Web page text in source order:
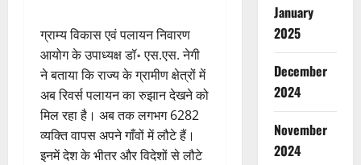
ग्राम्य विकास एवं पलायन निवारण
आयोग के उपाध्यक्ष डॉ॰ एस.एस. नेगी
ने बताया कि राज्य के ग्रामीण क्षेत्रों में
अब रिवर्स पलायन का रुझान देखने को
मिल रहा है। अब तक लगभग 6282
व्यक्ति वापस अपने गाँवों में लौटे हैं।
इनमें देश के भीतर और विदेशों से लौटे
January
2025
December
2024
November
2024